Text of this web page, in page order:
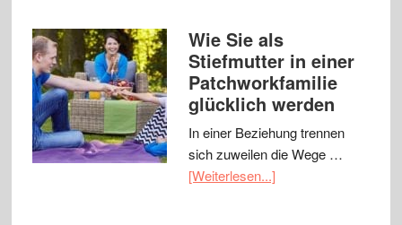
Wie Sie als
Stiefmutter in einer
Patchworkfamilie
glücklich werden
In einer Beziehung trennen
sich zuweilen die Wege …
[Weiterlesen...]